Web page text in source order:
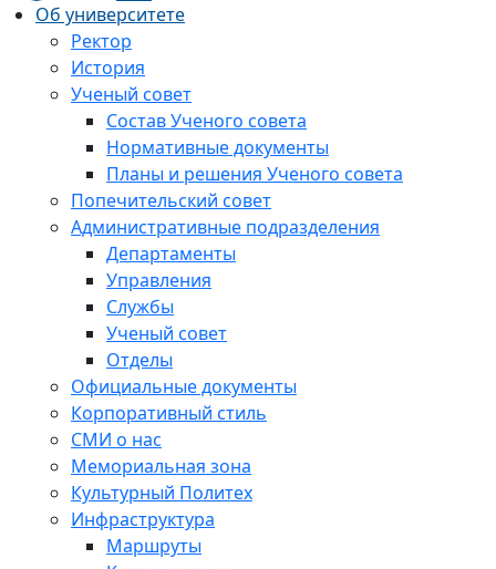
Об университете
Ректор
История
Ученый совет
Состав Ученого совета
Нормативные документы
Планы и решения Ученого совета
Попечительский совет
Административные подразделения
Департаменты
Управления
Службы
Ученый совет
Отделы
Официальные документы
Корпоративный стиль
СМИ о нас
Мемориальная зона
Культурный Политех
Инфраструктура
Маршруты